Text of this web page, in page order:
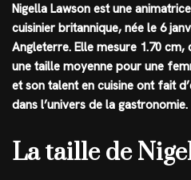
Nigella Lawson est une
cuisinier britannique, née le 6
Angleterre. Elle mesure 1.70 cm,
une taille moyenne pour une
et son talent en cuisine ont fait
dans l’univers de la gastronomie.
La taille de